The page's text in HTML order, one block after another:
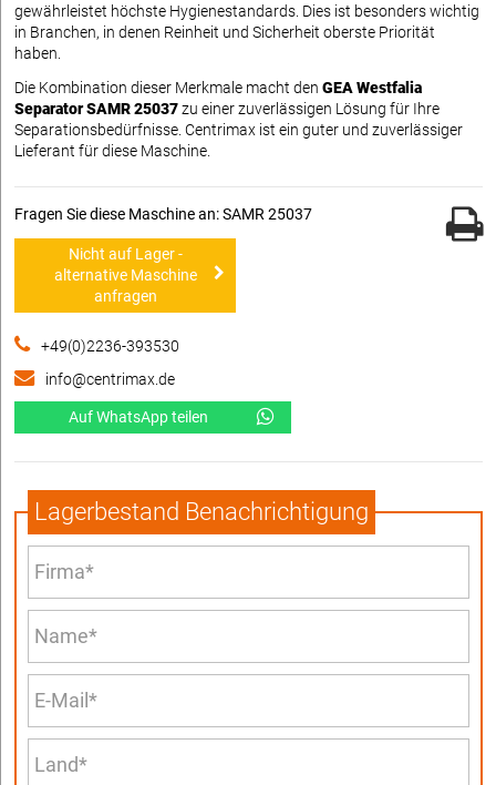
gewährleistet höchste Hygienestandards. Dies ist besonders wichtig
in Branchen, in denen Reinheit und Sicherheit oberste Priorität
haben.
Die Kombination dieser Merkmale macht den GEA Westfalia
Separator SAMR 25037zu einer zuverlässigen Lösung für Ihre
Separationsbedürfnisse. Centrimax ist ein guter und zuverlässiger
Lieferant für diese Maschine.
Fragen Sie diese Maschine an: SAMR 25037
Nicht auf Lager -
alternative Maschine
anfragen
+49(0)2236-393530
info@centrimax.de
Auf WhatsApp teilen
Lagerbestand Benachrichtigung